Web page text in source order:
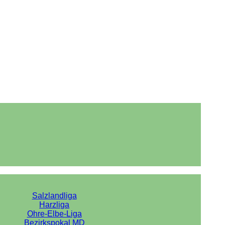
Salzlandliga
Harzliga
Ohre-Elbe-Liga
Bezirkspokal MD